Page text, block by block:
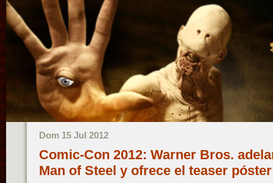
Dom 15 Jul 2012
Comic-Con 2012: Warner Bros.
Man of Steel y ofrece el teaser